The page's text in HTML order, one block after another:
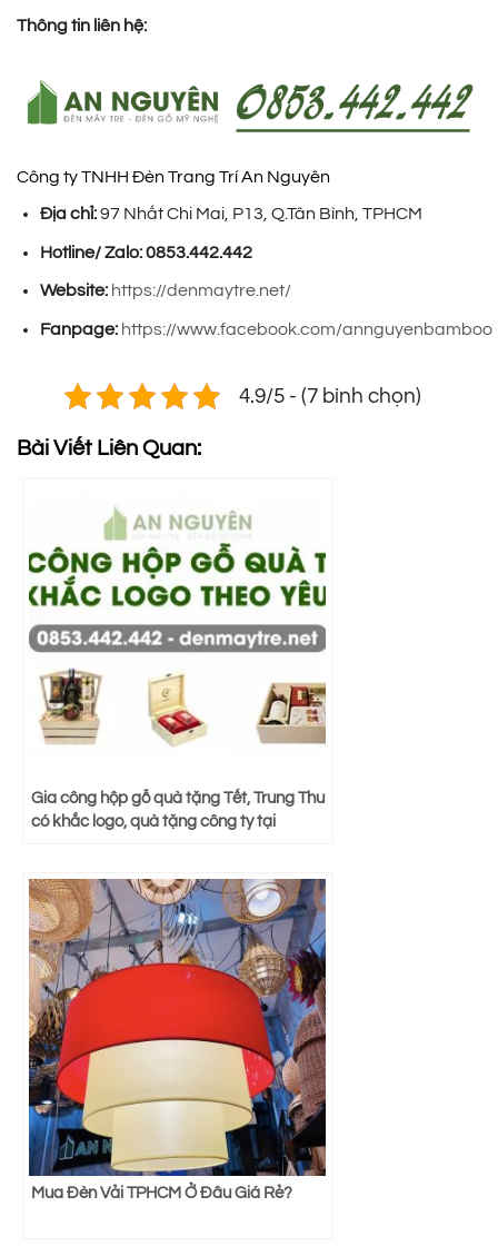
Thông tin liên hệ:
Công ty TNHH Đèn Trang Trí An Nguyên
Địa chỉ:97 Nhất Chi Mai, P13, Q.Tân Bình, TPHCM
Hotline/ Zalo: 0853.442.442
Website: https://denmaytre.net/
Fanpage: https://www.facebook.com/annguyenbamboo
4.9/5 - (7 bình chọn)
Bài Viết Liên Quan:
Gia công hộp gỗ quà tặng Tết, Trung Thu
có khắc logo, quà tặng công ty tại
Mua Đèn Vải TPHCM Ở Đâu Giá Rẻ?